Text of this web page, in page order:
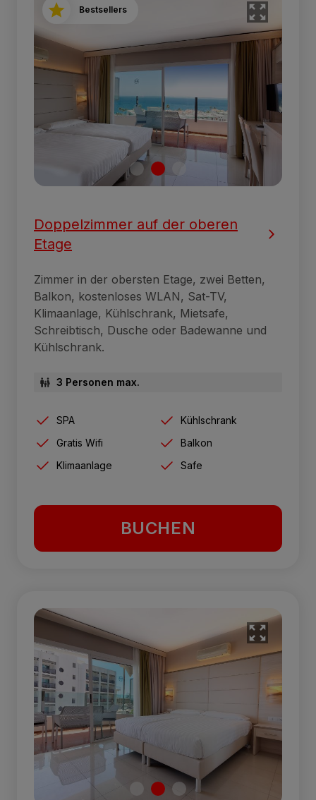
Bestsellers
Doppelzimmer auf der oberen
Etage
Zimmer in der obersten Etage, zwei Betten,
Balkon, kostenloses WLAN, Sat-TV,
Klimaanlage, Kühlschrank, Mietsafe,
Schreibtisch, Dusche oder Badewanne und
Kühlschrank.
3 Personen max.
SPA
Kühlschrank
Gratis Wifi
Balkon
Klimaanlage
Safe
BUCHEN